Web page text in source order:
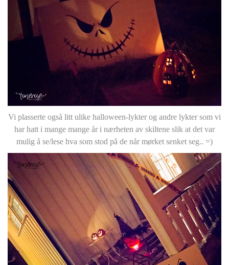
Vi plasserte også litt ulike halloween-lykter og andre lykter som vi
har hatt i mange mange år i nærheten av skiltene slik at det var
mulig å se/lese hva som stod på de når mørket senket seg.. =)